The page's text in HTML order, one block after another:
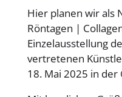
Hier planen wir als
Röntagen |
Einzelausstellung
vertretenen
18. Mai 2025 in